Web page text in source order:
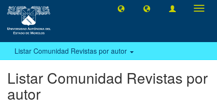
Listar Comunidad Revistas por autor
Listar Comunidad Revistas por
autor